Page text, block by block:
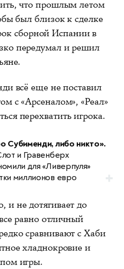
что прошлым летом
был близок к сделке
сборной Испании в
передумал и решил
всё еще не поставил
с «Арсеналом», «Реал»
перехватить игрока.
Субименди, либо никто».
и Гравенберх
для «Ливерпуля»
миллионов евро
не дотягивает до
равно отличный
сравнивают с Хаби
хладнокровие и
игры.